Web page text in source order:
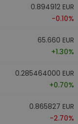
0.894912 EUR
-0.10%
65.660 EUR
+1.30%
0.285464000 EUR
+0.70%
0.865827 EUR
-2.70%